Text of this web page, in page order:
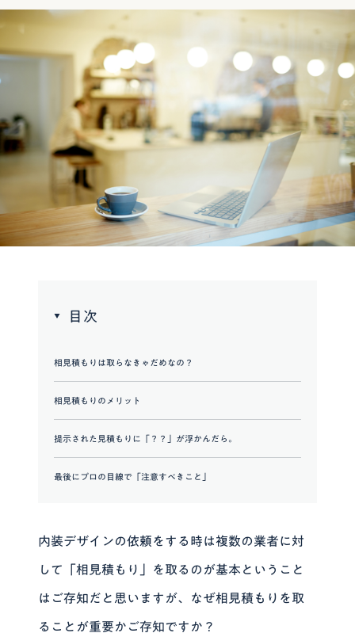
目次
相見積もりは取らなきゃだめなの？
相見積もりのメリット
提示された見積もりに「？？」が浮かんだら。
最後にプロの目線で「注意すべきこと」
内装デザインの依頼をする時は複数の業者に対
して「相見積もり」を取るのが基本ということ
はご存知だと思いますが、なぜ相見積もりを取
ることが重要かご存知ですか？